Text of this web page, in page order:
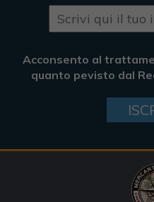
Acconsento al
quanto pevisto dal